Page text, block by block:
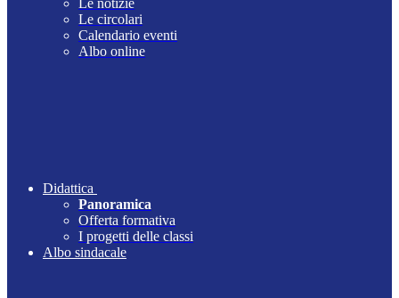
Le notizie
Le circolari
Calendario eventi
Albo online
Didattica
Panoramica
Offerta formativa
I progetti delle classi
Albo sindacale